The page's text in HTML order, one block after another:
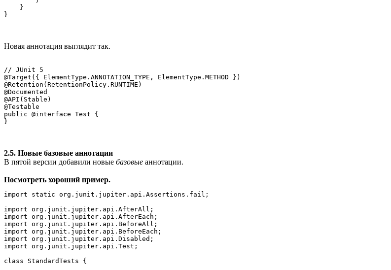
    }
}
Новая аннотация выглядит так.
// JUnit 5
@Target({ ElementType.ANNOTATION_TYPE, ElementType.METHOD })
@Retention(RetentionPolicy.RUNTIME)
@Documented
@API(Stable)
@Testable
public @interface Test {
}
2.5. Новые базовые аннотации
В пятой версии добавили новые базовые аннотации.
Посмотреть хороший пример.
import static org.junit.jupiter.api.Assertions.fail;
import org.junit.jupiter.api.AfterAll;
import org.junit.jupiter.api.AfterEach;
import org.junit.jupiter.api.BeforeAll;
import org.junit.jupiter.api.BeforeEach;
import org.junit.jupiter.api.Disabled;
import org.junit.jupiter.api.Test;
class StandardTests {